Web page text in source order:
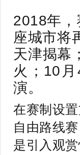
2018年
座城市将
天津揭幕
火；10
演。
在赛制设
自由路线
是引入观